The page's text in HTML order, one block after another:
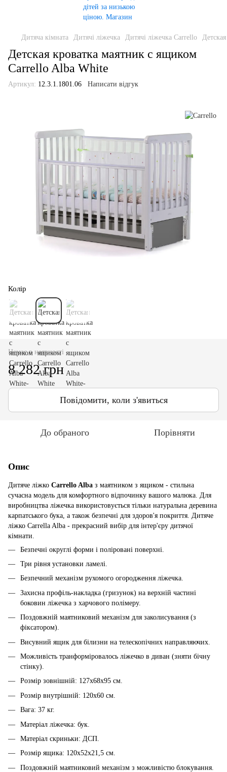
Дитяча кімната Дитячі ліжечка Дитячі ліжечка Carrello
Детская кроватка маятник с ящиком
Carrello Alba White
Артикул: 12.3.1.1801.06 Написати відгук
Колір
Немає в наявності
8 282 грн
Повідомити, коли з'явиться
До обраного Порівняти
Опис
Дитяче ліжко Carrello Alba з маятником з ящиком - стильна
сучасна модель для комфортного відпочинку вашого малюка. Для
виробництва ліжечка використовується тільки натуральна деревина
карпатського бука, а також безпечні для здоров'я покриття. Дитяче
ліжко Carrella Alba - прекрасний вибір для інтер'єру дитячої
кімнати.
Безпечні округлі форми і поліровані поверхні.
Три рівня установки ламелі.
Безпечний механізм рухомого огородження ліжечка.
Захисна профіль-накладка (гризунок) на верхній частині
боковин ліжечка з харчового полімеру.
Поздовжній маятниковий механізм для заколисування (з
фіксатором).
Висувний ящик для білизни на телескопічних направляючих.
Можливість транформіровалось ліжечко в диван (зняти бічну
стінку).
Розмір зовнішній: 127x68х95 см.
Розмір внутрішній: 120х60 см.
Вага: 37 кг.
Матеріал ліжечка: бук.
Матеріал скриньки: ДСП.
Розмір ящика: 120х52х21,5 см.
Поздовжній маятниковий механізм з можливістю блокування.